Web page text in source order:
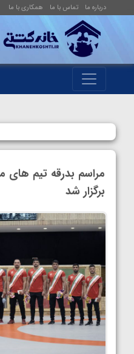
درباره ما تماس با ما همکاری با ما
مراسم بدرقه تیم های
برگزار شد